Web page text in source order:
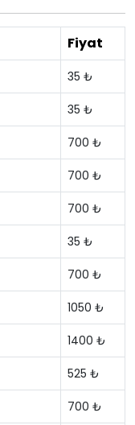
Fiyat
35 ₺
35 ₺
700 ₺
700 ₺
700 ₺
35 ₺
700 ₺
1050 ₺
1400 ₺
525 ₺
700 ₺